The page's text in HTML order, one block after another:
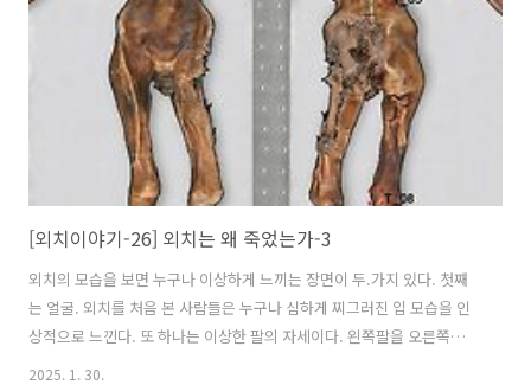
식 전공자 선생님이 계시고, 이 블로그 김단장께서도 문화계 언론인으로
서 해포작업의 전 과정을 채록한 바 있었다. 미라 해포작업이 발굴 현장
에서가 아니라 연구..
[외치이야기-26] 외치는 왜 죽었는가-3
외치의 모습을 보면 누구나 이상하게 느끼는 장면이 두.가지 있다. 첫째
는 얼굴. 외치를 처음 본 사람들은 누구나 심하게 찌그러진 입 모습을 인
상적으로 느낀다. 또 하나는 이상한 팔의 자세이다. 왼쪽팔을 오른쪽으로
길게 뻗고 있는데 이 자세는 남티롤 고고학박물관에 안치되어 있는 현재
2025. 1. 30.